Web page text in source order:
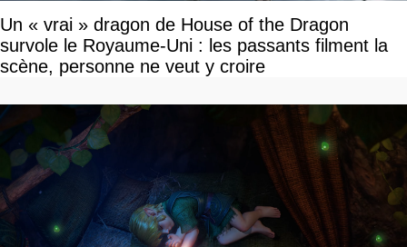
Un « vrai » dragon de House of the Dragon
survole le Royaume-Uni : les passants filment la
scène, personne ne veut y croire